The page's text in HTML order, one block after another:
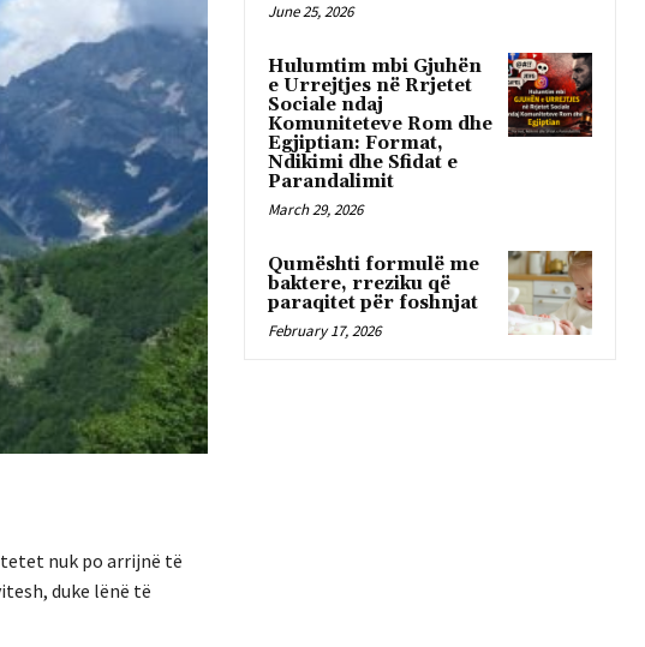
nuk po arrijnë të
duke lënë të
June 25, 2026
Hulumtim mbi Gjuhën
e Urrejtjes në Rrjetet
Sociale ndaj
Komuniteteve Rom dhe
Egjiptian: Format,
Ndikimi dhe Sfidat e
Parandalimit
March 29, 2026
Qumështi formulë me
baktere, rreziku që
paraqitet për foshnjat
February 17, 2026